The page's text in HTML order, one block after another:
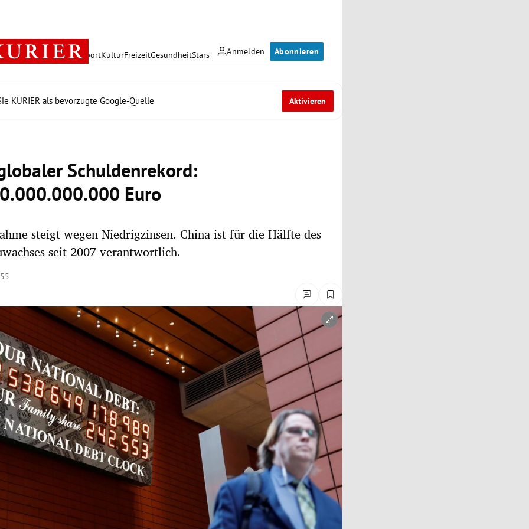
Anmelden Abonnieren
PolitikWirtschaft SportKulturFreizeitGesundheitStars
KURIER als bevorzugte Google-Quelle Aktivieren
Schuldenrekord:
Euro
steigt wegen Niedrigzinsen. China ist für die Hälfte des
seit 2007 verantwortlich.
öffnen/schließen